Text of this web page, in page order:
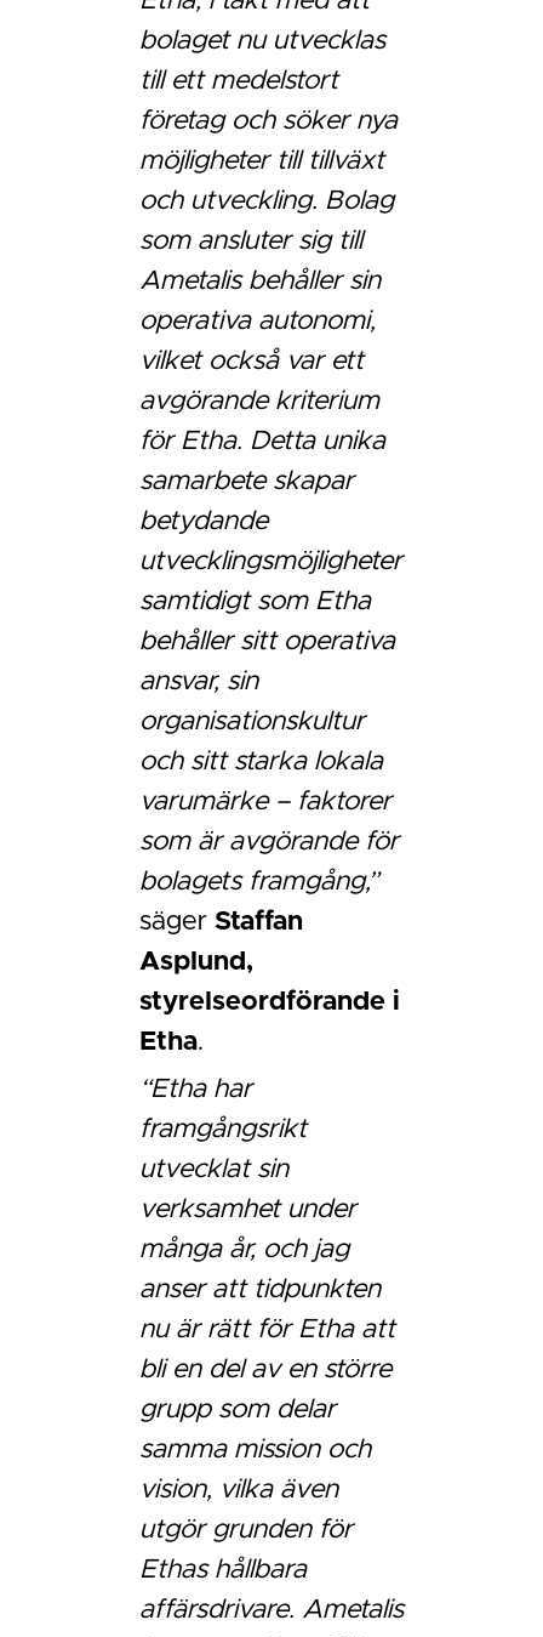
bolaget nu utvecklas
till ett medelstort
företag och söker nya
möjligheter till tillväxt
och utveckling. Bolag
som ansluter sig till
Ametalis behåller sin
operativa autonomi,
vilket också var ett
avgörande kriterium
för Etha. Detta unika
samarbete skapar
betydande
utvecklingsmöjligheter
samtidigt som Etha
behåller sitt operativa
ansvar, sin
organisationskultur
och sitt starka lokala
varumärke – faktorer
som är avgörande för
bolagets framgång,”
säger Staffan
Asplund,
styrelseordförande i
Etha.
“Etha har
framgångsrikt
utvecklat sin
verksamhet under
många år, och jag
anser att tidpunkten
nu är rätt för Etha att
bli en del av en större
grupp som delar
samma mission och
vision, vilka även
utgör grunden för
Ethas hållbara
affärsdrivare. Ametalis